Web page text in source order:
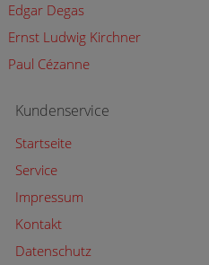
Edgar Degas
Ernst Ludwig Kirchner
Paul Cézanne
Kundenservice
Startseite
Service
Impressum
Kontakt
Datenschutz